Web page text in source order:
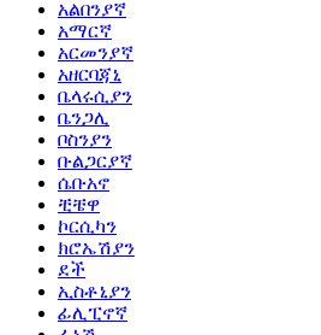
አልበንያኛ
አማርኛ
አርመንያኛ
አዘርባጃኒ
ቤላሩሲያን
ቤንጋሊ
ቦስንያን
ቡልጋርያኛ
ሴቡአኖ
ቺቼዋ
ኮርሲካን
ክሮኤሽያን
ደች
ኢስቶኒያን
ፊሊፒኖኛ